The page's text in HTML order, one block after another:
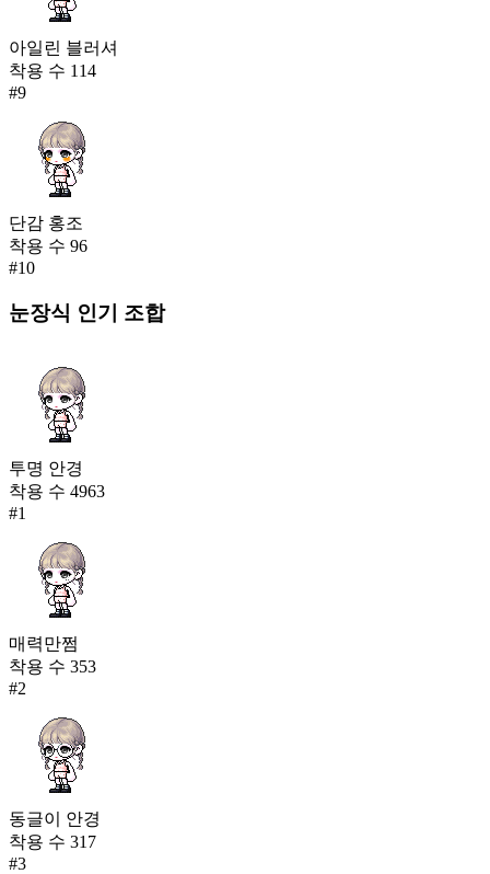
아일린 블러셔
착용 수 114
#9
단감 홍조
착용 수 96
#10
눈장식 인기 조합
투명 안경
착용 수 4963
#1
매력만쩜
착용 수 353
#2
동글이 안경
착용 수 317
#3